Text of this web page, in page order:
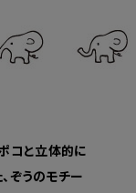
コと立体的に
ぞうのモチー